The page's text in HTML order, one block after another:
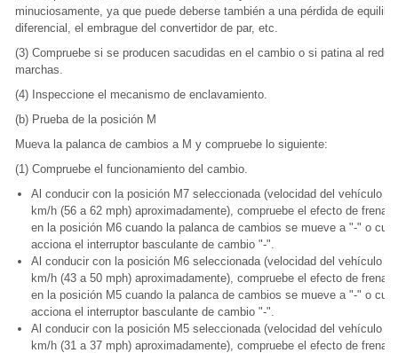
minuciosamente, ya que puede deberse también a una pérdida de
diferencial, el embrague del convertidor de par, etc.
(3) Compruebe si se producen sacudidas en el cambio o si patina al
marchas.
(4) Inspeccione el mecanismo de enclavamiento.
(b) Prueba de la posición M
Mueva la palanca de cambios a M y compruebe lo siguiente:
(1) Compruebe el funcionamiento del cambio.
Al conducir con la posición M7 seleccionada (velocidad del vehículo
km/h (56 a 62 mph) aproximadamente), compruebe el efecto de
en la posición M6 cuando la palanca de cambios se mueve a "-" o
acciona el interruptor basculante de cambio "-".
Al conducir con la posición M6 seleccionada (velocidad del vehículo
km/h (43 a 50 mph) aproximadamente), compruebe el efecto de
en la posición M5 cuando la palanca de cambios se mueve a "-" o
acciona el interruptor basculante de cambio "-".
Al conducir con la posición M5 seleccionada (velocidad del vehículo
km/h (31 a 37 mph) aproximadamente), compruebe el efecto de